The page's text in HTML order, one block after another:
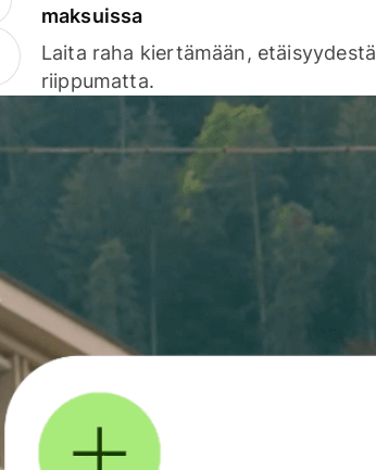
maksuissa
Laita raha kiertämään, etäisyydestä
riippumatta.